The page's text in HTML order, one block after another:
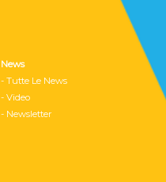
News
- Tutte Le News
- Video
- Newsletter